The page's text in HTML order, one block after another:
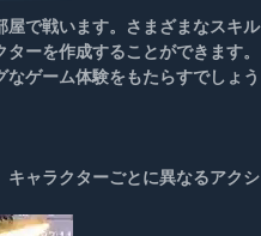
屋で戦います。さまざまなスキル
ーを作成することができます。
ゲーム体験をもたらすでしょう
キャラクターごとに異なるアクシ